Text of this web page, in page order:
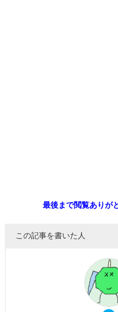
最後まで閲覧ありが
この記事を書いた人